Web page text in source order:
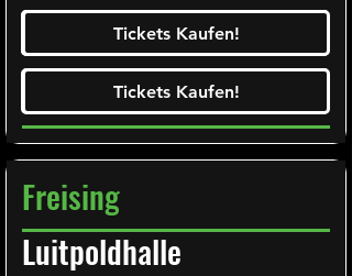
Tickets Kaufen!
Ticketalarm abonieren!
Tickets Kaufen!
Tickets Kaufen!
Tickets Kaufen!
Freising
Luitpoldhalle